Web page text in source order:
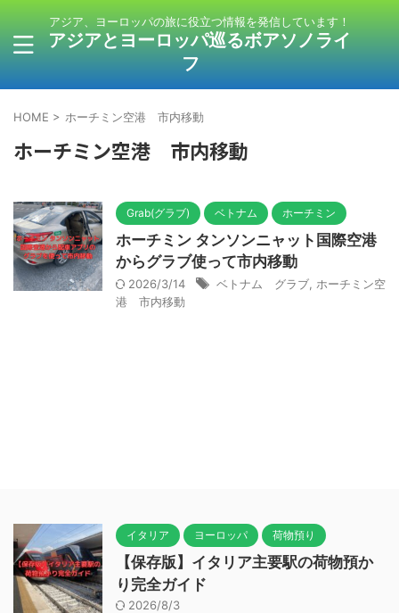
アジア、ヨーロッパの旅に役立つ情報を発信しています！
アジアとヨーロッパ巡るボアソノライ
フ
HOME > ホーチミン空港 市内移動
ホーチミン空港 市内移動
Grab(グラブ) ベトナム ホーチミン
ホーチミン タンソンニャット国際空港
からグラブ使って市内移動
2026/3/14 ベトナム グラブ ホーチミン空
港 市内移動
イタリア ヨーロッパ 荷物預り
【保存版】イタリア主要駅の荷物預か
り完全ガイド
2026/8/3